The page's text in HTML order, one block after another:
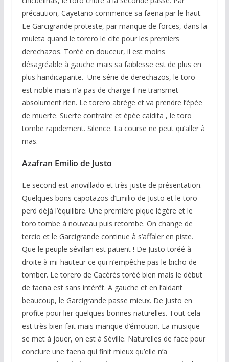
précaution, Cayetano commence sa faena par le haut.
Le Garcigrande proteste, par manque de forces, dans la
muleta quand le torero le cite pour les premiers
derechazos. Toréé en douceur, il est moins
désagréable à gauche mais sa faiblesse est de plus en
plus handicapante. Une série de derechazos, le toro
est noble mais n’a pas de charge Il ne transmet
absolument rien. Le torero abrège et va prendre l’épée
de muerte. Suerte contraire et épée caidita , le toro
tombe rapidement. Silence. La course ne peut qu’aller à
mas.
Azafran Emilio de Justo
Le second est anovillado et très juste de présentation.
Quelques bons capotazos d’Emilio de Justo et le toro
perd déjà l’équilibre. Une première pique légère et le
toro tombe à nouveau puis retombe. On change de
tercio et le Garcigrande continue à s’affaler en piste.
Que le peuple sévillan est patient ! De Justo toréé à
droite à mi-hauteur ce qui n’empêche pas le bicho de
tomber. Le torero de Cacérès toréé bien mais le début
de faena est sans intérêt. A gauche et en l’aidant
beaucoup, le Garcigrande passe mieux. De Justo en
profite pour lier quelques bonnes naturelles. Tout cela
est très bien fait mais manque d’émotion. La musique
se met à jouer, on est à Séville. Naturelles de face pour
conclure une faena qui finit mieux qu’elle n’a